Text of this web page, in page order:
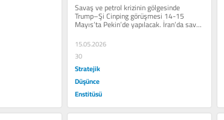
Savaş ve petrol krizinin gölgesinde
Trump–Şi Cinping görüşmesi 14-15
Mayıs’ta Pekin’de yapılacak. İran’da savaş
çıkmaza girdi....
15.05.2026
30
Stratejik
Düşünce
Enstitüsü